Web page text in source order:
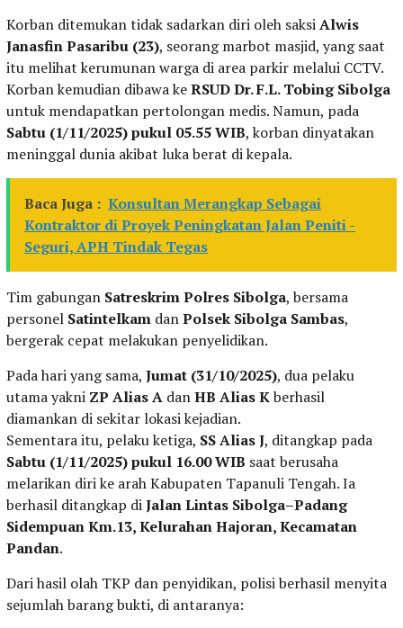
Korban ditemukan tidak sadarkan diri oleh saksiAlwis
Janasfin Pasaribu (23), seorang marbot masjid, yang saat
itu melihat kerumunan warga di area parkir melalui CCTV.
Korban kemudian dibawa keRSUD Dr. F.L. Tobing Sibolga
untuk mendapatkan pertolongan medis. Namun, pada
Sabtu (1/11/2025) pukul 05.55 WIB, korban dinyatakan
meninggal dunia akibat luka berat di kepala.
Baca Juga : Konsultan Merangkap Sebagai
Kontraktor di Proyek Peningkatan Jalan Peniti -
Seguri, APH Tindak Tegas
Tim gabungan Satreskrim Polres Sibolga, bersama
personel Satintelkam danPolsek Sibolga Sambas,
bergerak cepat melakukan penyelidikan.
Pada hari yang sama, Jumat (31/10/2025), dua pelaku
utama yakni ZP Alias A danHB Alias Kberhasil
diamankan di sekitar lokasi kejadian.
Sementara itu, pelaku ketiga, SS Alias J, ditangkap pada
Sabtu (1/11/2025) pukul 16.00 WIB saat berusaha
melarikan diri ke arah Kabupaten Tapanuli Tengah. Ia
berhasil ditangkap diJalan Lintas Sibolga–Padang
Sidempuan Km.13, Kelurahan Hajoran, Kecamatan
Pandan.
Dari hasil olah TKP dan penyidikan, polisi berhasil menyita
sejumlah barang bukti, di antaranya: